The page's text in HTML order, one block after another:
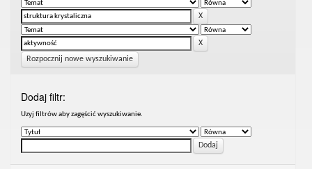
Rozpocznij nowe wyszukiwanie
Dodaj filtr:
Uzyj filtrów aby zagęścić wyszukiwanie.